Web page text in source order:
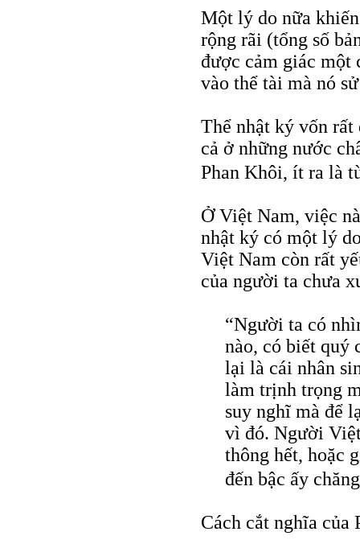
Một lý do nữa
rộng rãi (tổng số
được cảm giác một
vào thể tài mà nó
Thể nhật ký vốn
cả ở những nước
Phan Khôi, ít ra là
Ở Việt Nam, việc
nhật ký có một lý
Việt Nam còn rất
của người ta chưa
“Người ta có
nào, có biết quý
lại là cái nhân
làm trịnh trọng
suy nghĩ mà để
vì đó. Người
thông hết, hoặc
đến bậc ấy
Cách cắt nghĩa của